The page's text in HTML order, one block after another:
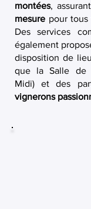
montées,
mesure pour
Des services
également
disposition de
que la Salle de
Midi) et des
vignerons